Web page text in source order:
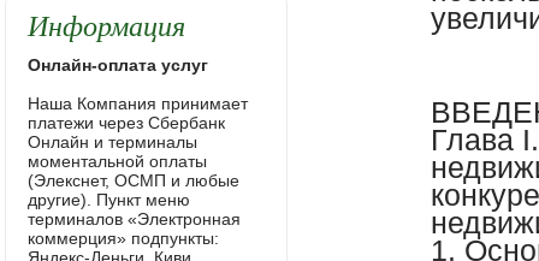
Глава
1.
Информация
Онлайн-оплата услуг
Наша Компания принимает
платежи через Сбербанк
Онлайн и терминалы
моментальной оплаты
(Элекснет, ОСМП и любые
другие). Пункт меню
терминалов «Электронная
коммерция» подпункты: